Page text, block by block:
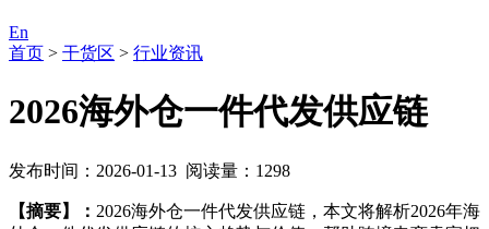
En
首页 > 干货区 > 行业资讯
2026海外仓一件代发供应链
发布时间：2026-01-13 阅读量：1298
【摘要】： 2026海外仓一件代发供应链，本文将解析2026年海